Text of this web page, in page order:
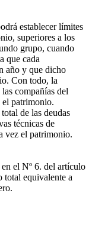
establecer límites
superiores a los
grupo, cuando
que cada
año y que dicho
Con todo, la
compañías del
el patrimonio.
de las deudas
técnicas de
vez el patrimonio.
el Nº 6. del artículo
total equivalente a